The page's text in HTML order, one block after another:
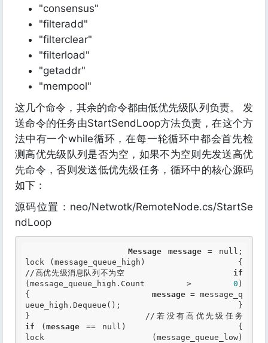
"consensus"
"filteradd"
"filterclear"
"filterload"
"getaddr"
"mempool"
这几个命令，其余的命令都由低优先级队列负责。 发
送命令的任务由StartSendLoop方法负责，在这个方
法中有一个while循环，在每一轮循环中都会首先检
测高优先级队列是否为空，如果不为空则先发送高优
先命令，否则发送低优先级任务，循环中的核心源码
如下：
源码位置：neo/Netwotk/RemoteNode.cs/StartSe
ndLoop
Message message = null;
lock (message_queue_high)                 {
//高优先级消息队列不为空 if
(message_queue_high.Count > 0 )
{ message = message_q
ueue_high.Dequeue();                     }
if ( message == null)                 {
lock (message_queue_low)